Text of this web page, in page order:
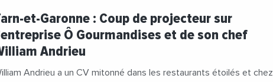
et-Garonne : Coup de projecteur sur
Ô Gourmandises et de son chef
Andrieu
Andrieu a un CV mitonné dans les restaurants étoilés et chez